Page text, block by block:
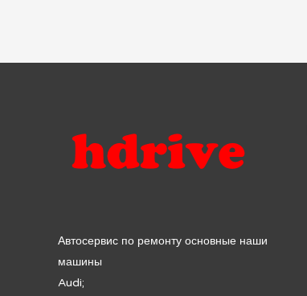
Автосервис по ремонту основные наши
машины
Audi;